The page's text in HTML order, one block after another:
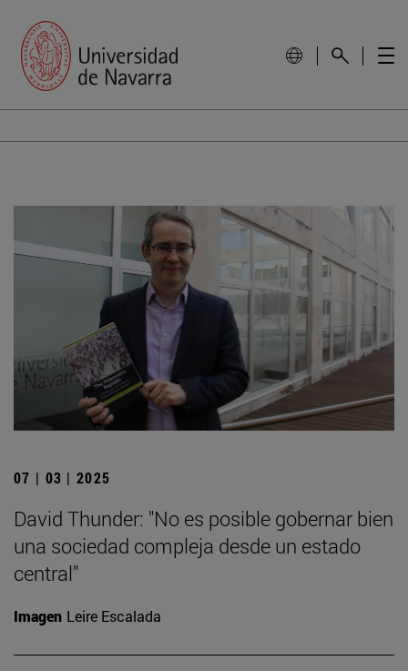
07 | 03 | 2025
David Thunder: "No es posible gobernar bien
una sociedad compleja desde un estado
central"
Imagen Leire Escalada